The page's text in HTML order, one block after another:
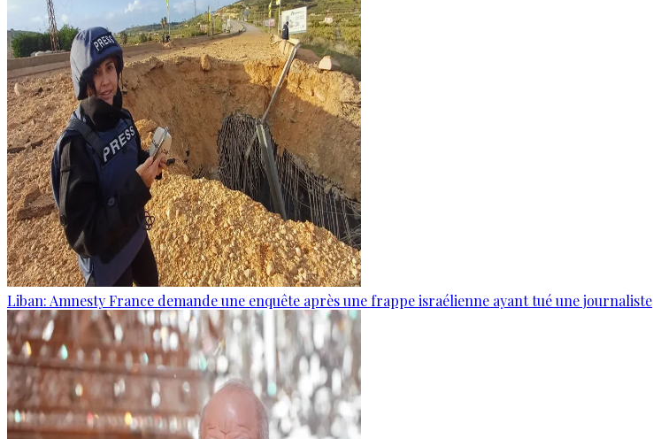
Liban: Amnesty France demande une enquête après une frappe israélienne ayant tué une journaliste